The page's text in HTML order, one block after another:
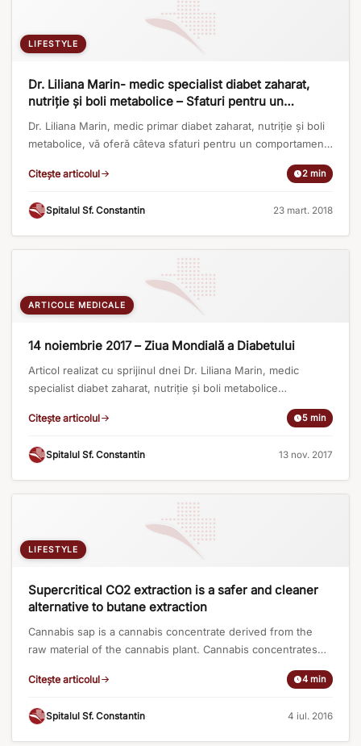
LIFESTYLE
Dr. Liliana Marin- medic specialist diabet zaharat,
nutriție și boli metabolice – Sfaturi pentru un
comportament alimentar sănătos
Dr. Liliana Marin, medic primar diabet zaharat, nutriție și boli
metabolice, vă oferă câteva sfaturi pentru un comportament
alimentar sănătos: Sunt recomandate 3 mese principale pe
zi, iar între ele, câte o gustare (2-3 gustări pe zi). Intervalul
ore. La gustări sunt recomandate : [...]
Citește articolul 2 min
Spitalul Sf. Constantin· 23 mart. 2018
ARTICOLE MEDICALE
14 noiembrie 2017 – Ziua Mondială a Diabetului
Articol realizat cu sprijinul dnei Dr. Liliana Marin, medic
specialist diabet zaharat, nutriție și boli metabolice
Semnificația Zilei Mondiale A Diabetului Anul acesta, Ziua
Mondială a Diabetului, 14 NOIEMBRIE, este dedicată femeilor
informație și implicit, la un viitor sănătos: „Our right to a
healthy future” fiind sloganul promovat de [...]
Citește articolul 5 min
Spitalul Sf. Constantin· 13 nov. 2017
LIFESTYLE
Supercritical CO2 extraction is a safer and cleaner
alternative to butane extraction
Cannabis sap is a cannabis concentrate derived from the
raw material of the cannabis plant. Cannabis concentrates
are unique in that they can contain extremely high levels of
THC (up to 90-100%). They are also rich in other
terpenes. There are two main methods of extracting [...]
Citește articolul 4 min
Spitalul Sf. Constantin· 4 iul. 2016